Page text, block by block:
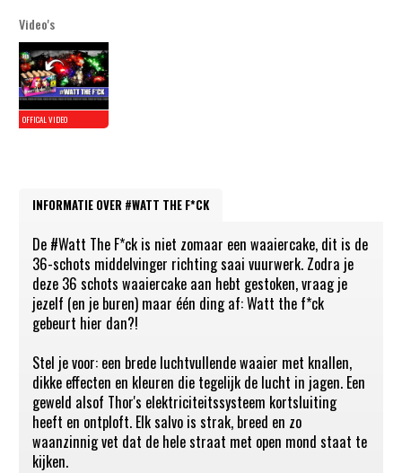
Video's
INFORMATIE OVER #WATT THE F*CK
De #Watt The F*ck is niet zomaar een waaiercake, dit is de
36-schots middelvinger richting saai vuurwerk. Zodra je
deze 36 schots waaiercake aan hebt gestoken, vraag je
jezelf (en je buren) maar één ding af: Watt the f*ck
gebeurt hier dan?!
Stel je voor: een brede luchtvullende waaier met knallen,
dikke effecten en kleuren die tegelijk de lucht in jagen. Een
geweld alsof Thor's elektriciteitssysteem kortsluiting
heeft en ontploft. Elk salvo is strak, breed en zo
waanzinnig vet dat de hele straat met open mond staat te
kijken.